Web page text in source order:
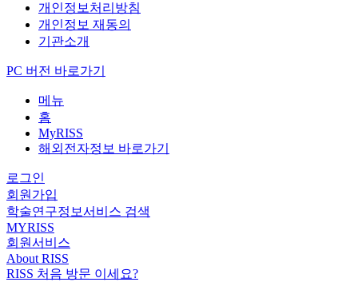
개인정보처리방침
개인정보 재동의
기관소개
PC 버전 바로가기
메뉴
홈
MyRISS
해외전자정보 바로가기
로그인
회원가입
학술연구정보서비스 검색
MYRISS
회원서비스
About RISS
RISS 처음 방문 이세요?